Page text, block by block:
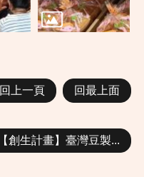
回上一頁 回最上面
【創生計畫】臺灣豆製...